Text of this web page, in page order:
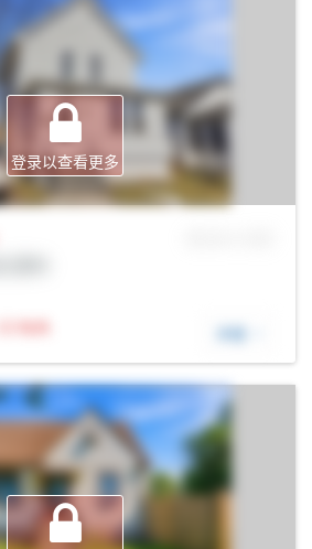
登录以查看更多
N/A 详细